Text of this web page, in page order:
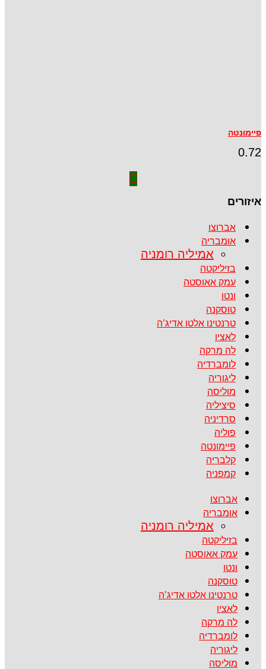
פיימונטה
איזורים
אברוצו
אומבריה
אמיליה רומניה
בזיליקטה
עמק אאוסטה
ונטו
טוסקנה
טרנטינו אלטו אדיג’ה
לאציו
לה מרקה
לומברדיה
ליגוריה
מוליסה
סיציליה
סרדיניה
פוליה
פיימונטה
קלבריה
קמפניה
אברוצו
אומבריה
אמיליה רומניה
בזיליקטה
עמק אאוסטה
ונטו
טוסקנה
טרנטינו אלטו אדיג’ה
לאציו
לה מרקה
לומברדיה
ליגוריה
מוליסה